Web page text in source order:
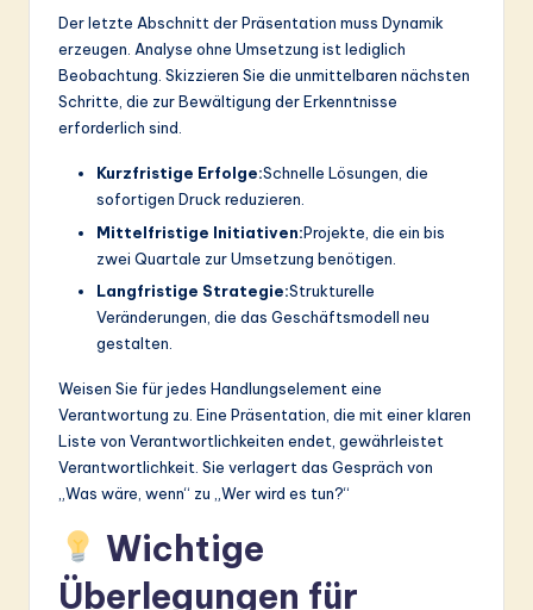
Der letzte Abschnitt der Präsentation muss Dynamik
erzeugen. Analyse ohne Umsetzung ist lediglich
Beobachtung. Skizzieren Sie die unmittelbaren nächsten
Schritte, die zur Bewältigung der Erkenntnisse
erforderlich sind.
Kurzfristige Erfolge:Schnelle Lösungen, die
sofortigen Druck reduzieren.
Mittelfristige Initiativen:Projekte, die ein bis
zwei Quartale zur Umsetzung benötigen.
Langfristige Strategie:Strukturelle
Veränderungen, die das Geschäftsmodell neu
gestalten.
Weisen Sie für jedes Handlungselement eine
Verantwortung zu. Eine Präsentation, die mit einer klaren
Liste von Verantwortlichkeiten endet, gewährleistet
Verantwortlichkeit. Sie verlagert das Gespräch von
„Was wäre, wenn“ zu „Wer wird es tun?“
Wichtige
Überlegungen für